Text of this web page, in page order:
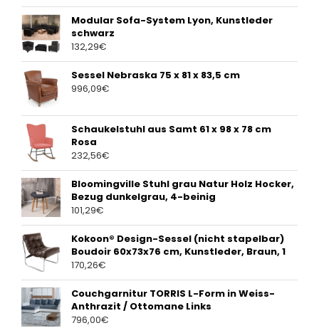
Modular Sofa-System Lyon, Kunstleder
schwarz
132,29€
Sessel Nebraska 75 x 81 x 83,5 cm
996,09€
Schaukelstuhl aus Samt 61 x 98 x 78 cm
Rosa
232,56€
Bloomingville Stuhl grau Natur Holz Hocker,
Bezug dunkelgrau, 4-beinig
101,29€
Kokoon® Design-Sessel (nicht stapelbar)
Boudoir 60x73x76 cm, Kunstleder, Braun, 1
170,26€
Couchgarnitur TORRIS L-Form in Weiss-
Anthrazit / Ottomane Links
796,00€